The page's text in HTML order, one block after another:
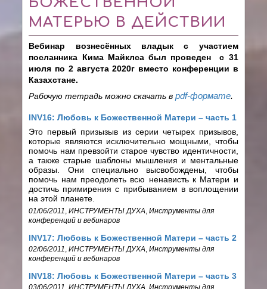
МАТЕРЬЮ В ДЕЙСТВИИ
Вебинар вознесённых владык с участием
посланника Кима Майклса был проведен
с 31
июля по 2 августа 2020г вместо конференции в
Казахстане.
Рабочую тетрадь можно скачать в pdf-формате.
INV16: Любовь к Божественной Матери – часть 1
Это первый призызыв из серии четырех призывов,
которые являются исключительно мощными, чтобы
помочь нам превзойти старое чувство идентичности,
а также старые шаблоны мышления и ментальные
образы. Они специально высвобождены, чтобы
помочь нам преодолеть всю ненависть к Матери и
достичь примирения с прибыванием в воплощении
на этой планете.
01/06/2011 ,ИНСТРУМЕНТЫ ДУХА ,Инструменты для
конференций и вебинаров
INV17: Любовь к Божественной Матери – часть 2
02/06/2011 ,ИНСТРУМЕНТЫ ДУХА ,Инструменты для
конференций и вебинаров
INV18: Любовь к Божественной Матери – часть 3
03/06/2011 ,ИНСТРУМЕНТЫ ДУХА ,Инструменты для